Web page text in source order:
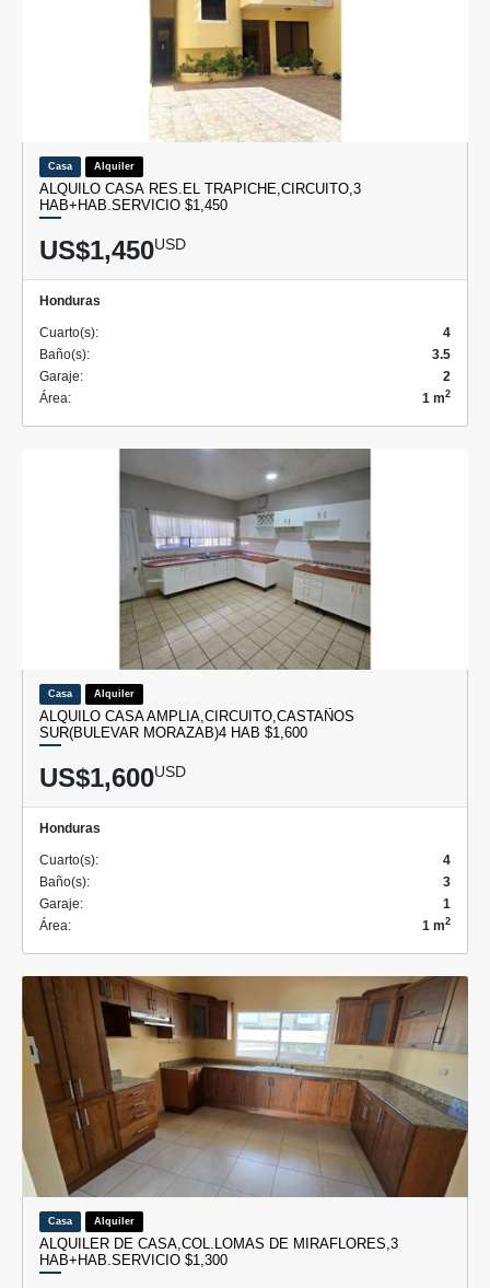
Casa Alquiler
ALQUILO CASA RES.EL TRAPICHE,CIRCUITO,3
HAB+HAB.SERVICIO $1,450
US$1,450USD
Honduras
Cuarto(s):
4
Baño(s):
3.5
Garaje:
2
Área:
1 m2
Casa Alquiler
ALQUILO CASA AMPLIA,CIRCUITO,CASTAÑOS
SUR(BULEVAR MORAZAB)4 HAB $1,600
US$1,600USD
Honduras
Cuarto(s):
4
Baño(s):
3
Garaje:
1
Área:
1 m2
Casa Alquiler
ALQUILER DE CASA,COL.LOMAS DE MIRAFLORES,3
HAB+HAB.SERVICIO $1,300